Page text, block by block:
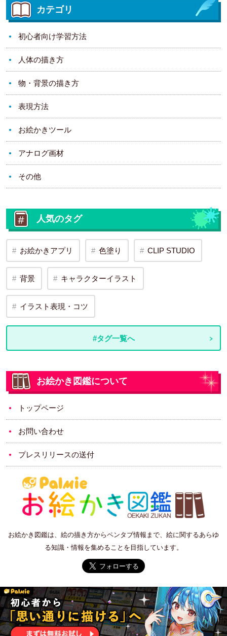
カテゴリ
初心者向け学習方法
人体の描き方
物・背景の描き方
表現方法
お絵かきツール
アナログ画材
その他
人気のタグ
お絵かきアプリ 色塗り CLIP STUDIO
背景 キャラクターイラスト
イラスト表現・コツ
#タグ一覧へ
お絵かき図鑑について
トップページ
お問い合わせ
プレスリリースの送付
お絵かき図鑑は、絵の描き方からペンタブ情報まで、絵に関するあらゆ
る知識・情報を集めることを目指しています。